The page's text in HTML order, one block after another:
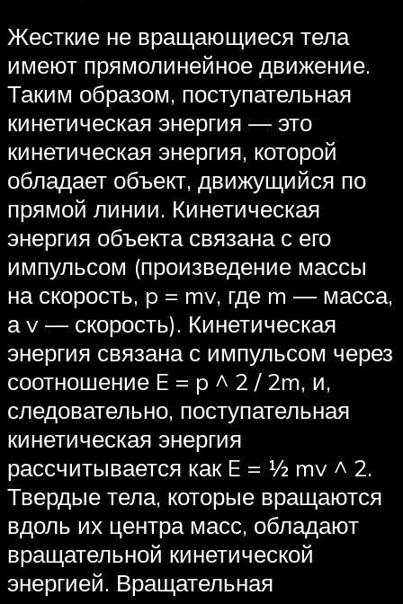
Жесткие не вращающиеся тела
имеют прямолинейное движение.
Таким образом, поступательная
кинетическая энергия — это
кинетическая энергия, которой
обладает объект, движущийся по
прямой линии. Кинетическая
энергия объекта связана с его
импульсом (произведение массы
на скорость, p = mv, где m — масса,
а v — скорость). Кинетическая
энергия связана с импульсом через
соотношение E = p ^ 2 / 2m, и,
следовательно, поступательная
кинетическая энергия
рассчитывается как E = ½ mv ^ 2.
Твердые тела, которые вращаются
вдоль их центра масс, обладают
вращательной кинетической
энергией. Вращательная